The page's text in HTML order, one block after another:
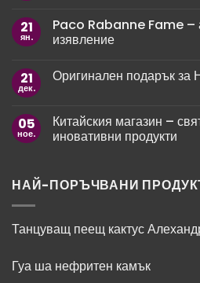
за
8
март:
зарадваме
любимите
Стилни
пожелания
за
на
мъж
21
ян.
Paco Rabanne Fame –
изявление
за
Paco
–
ароматът
като
21
дек.
Оригинален подарък за
Оригинален
подарък
за
05
ное.
Китайския магазин –
иновативни продукти
Китайския
магазин
изгодни
иновативни
продукти
НАЙ-ПОРЪЧВАНИ
Танцуващ пеещ кактус
Гуа ша нефритен камък